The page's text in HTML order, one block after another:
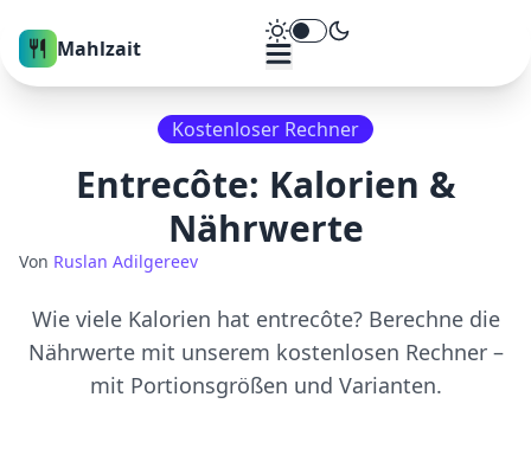
Mahlzait Theme umschalten
Kostenloser Rechner
Entrecôte: Kalorien &
Nährwerte
Von Ruslan Adilgereev
Wie viele Kalorien hat entrecôte? Berechne die
Nährwerte mit unserem kostenlosen Rechner –
mit Portionsgrößen und Varianten.